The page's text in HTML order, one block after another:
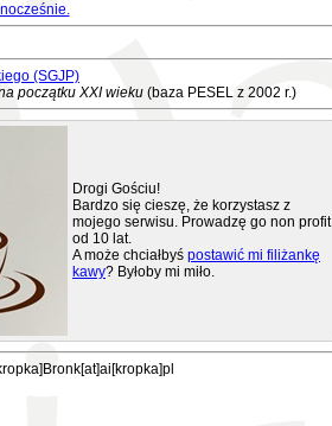
(SGJP)
początku XXI wieku(baza PESEL z 2002 r.)
Drogi Gościu!
Bardzo się cieszę, że korzystasz z
mojego serwisu. Prowadzę go non profit
od 10 lat.
A może chciałbyś postawić mi filiżankę
kawy? Byłoby mi miło.